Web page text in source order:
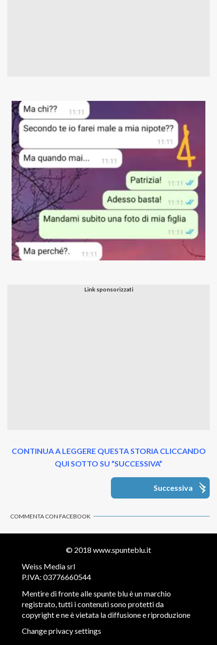
CONTINUA A LEGGERE QUESTA STORIA CLICCANDO
QUI SOTTO SU “SUCCESSIVA”
Successiva
COMMENTA CON FACEBOOK
© 2018 www.spunteblu.it
Weiss Media srl
P.IVA: 03776660544
Mentire di fronte alle spunte blu è un marchio
registrato, tutti i contenuti sono protetti da
copyright e ne è vietata la diffusione e riproduzione
Change privacy settings